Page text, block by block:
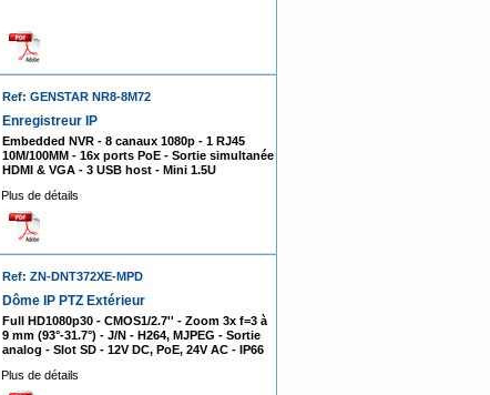
Ref: GENSTAR NR8-8M72
Enregistreur IP
Embedded NVR - 8 canaux 1080p - 1 RJ45
10M/100MM - 16x ports PoE - Sortie simultanée
HDMI & VGA - 3 USB host - Mini 1.5U
Plus de détails
Ref: ZN-DNT372XE-MPD
Dôme IP PTZ Extérieur
Full HD1080p30 - CMOS1/2.7'' - Zoom 3x f=3 à
9 mm (93°-31.7°) - J/N - H264, MJPEG - Sortie
analog - Slot SD - 12V DC, PoE, 24V AC - IP66
Plus de détails